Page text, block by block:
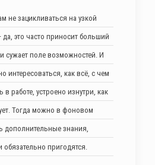
не зацикливаться на узкой
да, это часто приносит больший
сужает поле возможностей. И
интересоваться, как всё, с чем
в работе, устроено изнутри, как
Тогда можно в фоновом
дополнительные знания,
пригодятся.